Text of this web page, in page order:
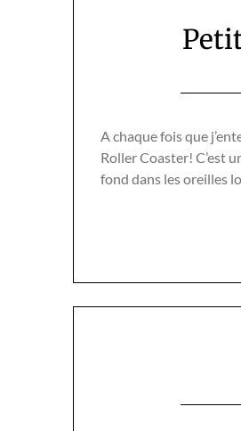
A chaque fois que
Roller Coaster! C’est
fond dans les oreilles